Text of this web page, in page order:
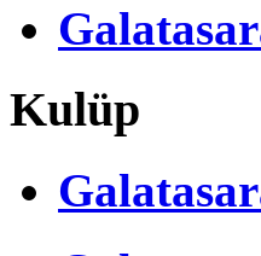
Kulüp